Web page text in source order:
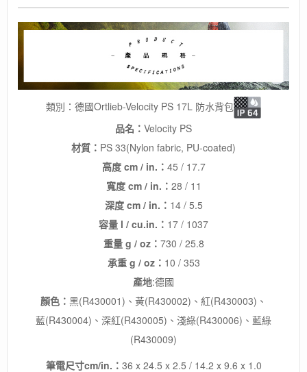
類別：德國Ortlieb-Velocity PS 17L 防水背包
品名： Velocity PS
材質 ： PS 33(Nylon fabric, PU-coated)
高度cm / in. ： 45 / 17.7
寬度cm / in. ： 28 / 11
深度cm / in. ： 14 / 5.5
容量 l / cu.in. ： 17 / 1037
重量g / oz： 730 / 25.8
承重g / oz： 10 / 353
產地:德國
顏色： 黑(R430001)、黃(R430002)、紅(R430003)、
藍(R430004)、深紅(R430005)、淺綠(R430006)、藍綠
(R430009)
筆電尺寸cm/in. ： 36 x 24.5 x 2.5 / 14.2 x 9.6 x 1.0